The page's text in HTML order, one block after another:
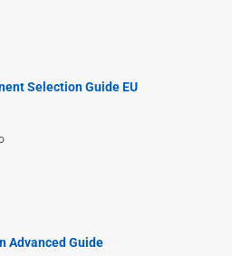
Selection Guide EU
Advanced Guide